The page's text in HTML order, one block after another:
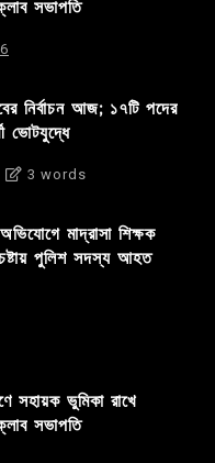
সভাপতি
নির্বাচন আজ; ১৭টি পদের
ভোটযুদ্ধে
3 words
মাদ্রাসা শিক্ষক
পুলিশ সদস্য আহত
সহায়ক ভুমিকা রাখে
সভাপতি